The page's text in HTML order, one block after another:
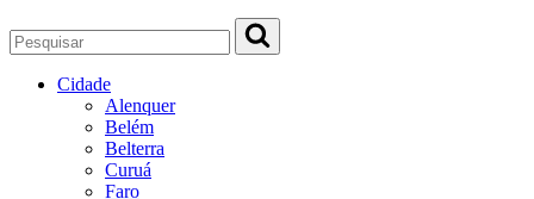
Cidade
Alenquer
Belém
Belterra
Curuá
Faro